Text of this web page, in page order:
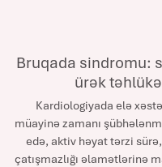
Bruqada sindromu:
ürək
Kardiologiyada elə
müayinə zamanı
edə, aktiv həyat tərzi
çatışmazlığı əlamətlərinə